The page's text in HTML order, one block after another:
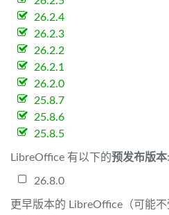
26.2.4
26.2.3
26.2.2
26.2.1
26.2.0
25.8.7
25.8.6
25.8.5
LibreOffice 有以下的预发布版本:
26.8.0
更早版本的 LibreOffice（可能